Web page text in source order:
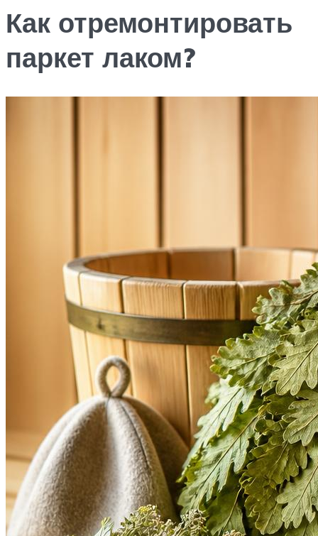
Как отремонтировать
паркет лаком?